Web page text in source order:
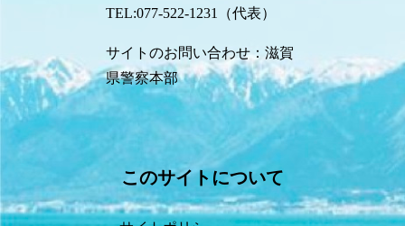
TEL:077-522-1231（代表）
サイトのお問い合わせ：滋賀
県警察本部
このサイトについて